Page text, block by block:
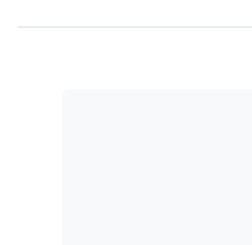
convém discorrer sobre os